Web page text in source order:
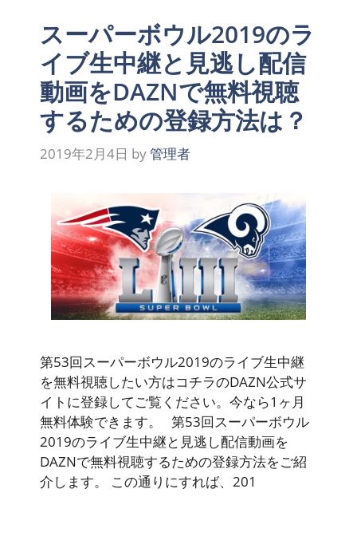
スーパーボウル2019のラ
イブ生中継と見逃し配信
動画をDAZNで無料視聴
するための登録方法は？
2019年2月4日 by管理者
第53回スーパーボウル2019のライブ生中継
を無料視聴したい方はコチラのDAZN公式サ
イトに登録してご覧ください。今なら1ヶ月
無料体験できます。 第53回スーパーボウル
2019のライブ生中継と見逃し配信動画を
DAZNで無料視聴するための登録方法をご紹
介します。 この通りにすれば、201